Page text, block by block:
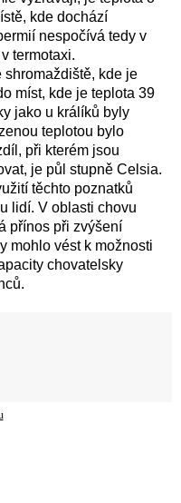
kde dochází
nespočívá tedy v
termotaxi.
kde je
míst, kde je teplota 39
jako u králíků byly
teplotou bylo
při kterém jsou
je půl stupně Celsia.
těchto poznatků
lidí. V oblasti chovu
přínos při zvýšení
mohlo vést k možnosti
chovatelsky